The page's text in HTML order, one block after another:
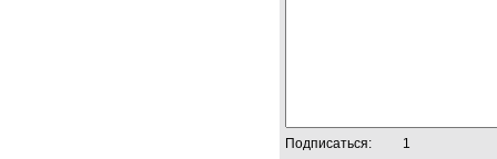
Подписаться: 1